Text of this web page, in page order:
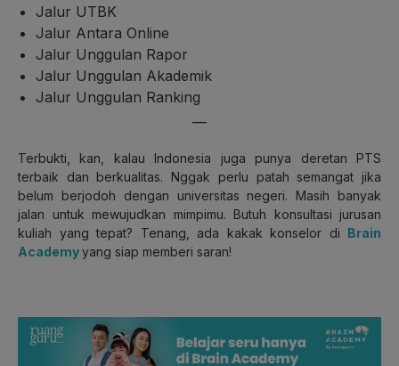
Jalur UTBK
Jalur Antara Online
Jalur Unggulan Rapor
Jalur Unggulan Akademik
Jalur Unggulan Ranking
—
Terbukti, kan, kalau Indonesia juga punya deretan PTS
terbaik dan berkualitas. Nggak perlu patah semangat jika
belum berjodoh dengan universitas negeri. Masih banyak
jalan untuk mewujudkan mimpimu. Butuh konsultasi jurusan
kuliah yang tepat? Tenang, ada kakak konselor di Brain
Academyyang siap memberi saran!